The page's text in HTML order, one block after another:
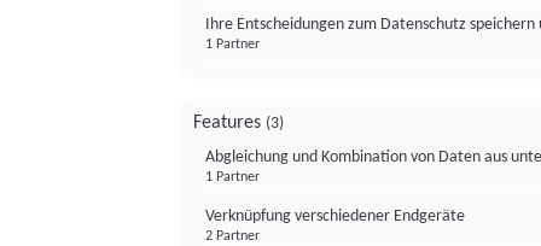
Ihre Entscheidungen zum Datenschutz
1 Partner
Features (3)
Abgleichung und Kombination von Daten aus
1 Partner
Verknüpfung verschiedener Endgeräte
2 Partner